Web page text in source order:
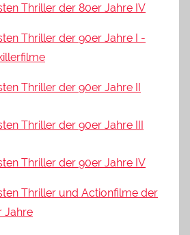
Thriller der 80er Jahre IV
Thriller der 90er Jahre I -
Thriller der 90er Jahre II
Thriller der 90er Jahre III
Thriller der 90er Jahre IV
Thriller und Actionfilme der
Jahre